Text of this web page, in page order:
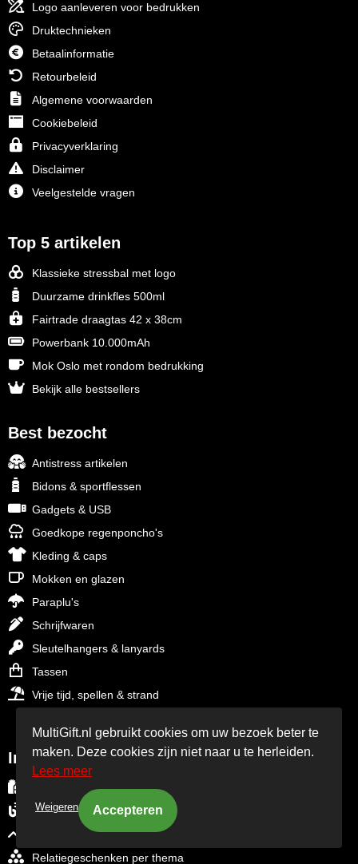
Logo aanleveren voor bedrukken
Druktechnieken
Betaalinformatie
Retourbeleid
Algemene voorwaarden
Cookiebeleid
Privacyverklaring
Disclaimer
Veelgestelde vragen
Top 5 artikelen
Klassieke stressbal met logo
Duurzame drinkfles 500ml
Fairtrade draagtas 42 x 38cm
Powerbank 10.000mAh
Mok Oslo met rondom bedrukking
Bekijk alle bestsellers
Best bezocht
Antistress artikelen
Bidons & sportflessen
Gadgets & USB
Goedkope regenponcho's
Kleding & caps
Mokken en glazen
Paraplu's
Schrijfwaren
Sleutelhangers & lanyards
Tassen
Vrije tijd, spellen & strand
Inspiratie
Aanbiedingen - Final Sale - OP=OP
Blog over relatiegeschenken
Trends in relatiegeschenken
Relatiegeschenken per thema
MultiGift.nl gebruikt cookies om uw bezoek beter te
maken. Deze cookies zijn niet naar u te herleiden.
Lees meer
Weigeren